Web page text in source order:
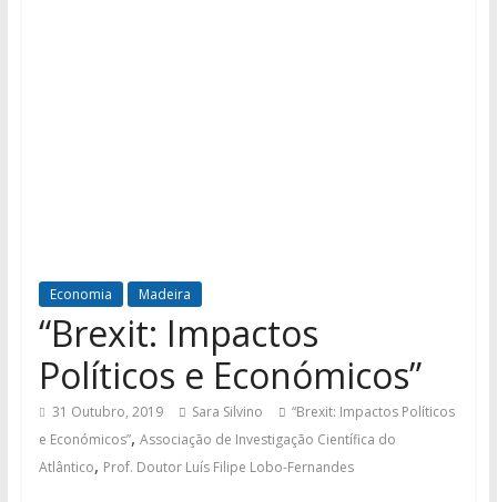
Economia Madeira
“Brexit: Impactos
Políticos e Económicos”
31 Outubro, 2019 Sara Silvino
“Brexit: Impactos Políticos
e Económicos”, Associação de Investigação Científica do
Atlântico, Prof. Doutor Luís Filipe Lobo-Fernandes